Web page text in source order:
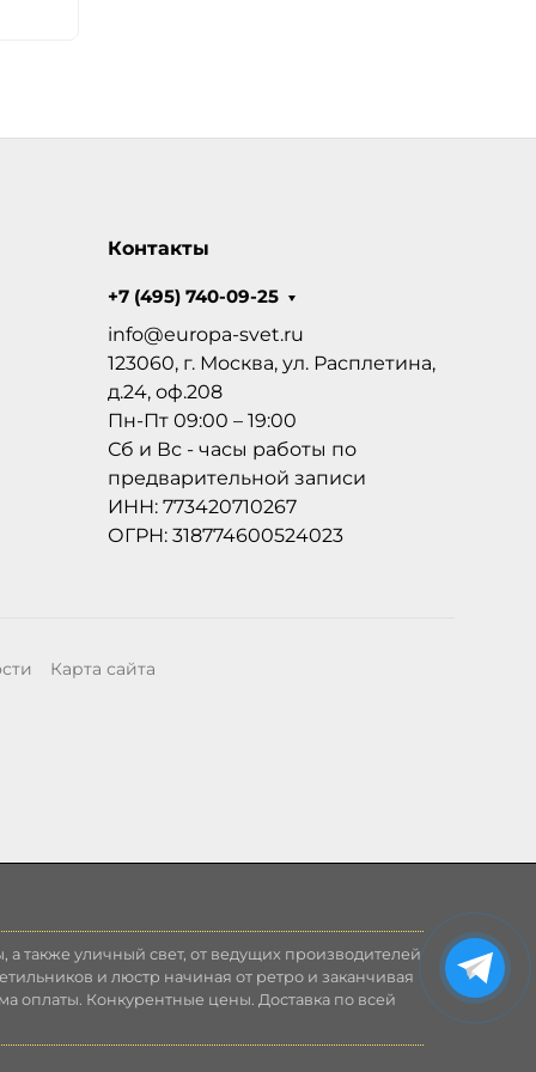
Контакты
+7 (495) 740-09-25
info@europa-svet.ru
123060, г. Москва, ул. Расплетина,
д.24, оф.208
Пн-Пт 09:00 – 19:00
Сб и Вс - часы работы по
предварительной записи
ИНН: 773420710267
ОГРН: 318774600524023
Карта сайта
также уличный свет, от ведущих производителей
и люстр начиная от ретро и заканчивая
оплаты. Конкурентные цены. Доставка по всей